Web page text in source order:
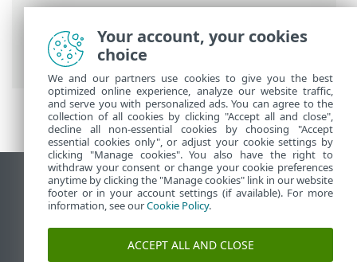
Security >ESET Small Business Security
운용>설정> 장치 보호
데스크톱 사이트 보기
End of Life
ESET 지식 베이스
Your account, your cookies
choice
We and our partners use cookies to give you the best
optimized online experience, analyze our website traffic,
and serve you with personalized ads. You can agree to the
collection of all cookies by clicking "Accept all and close",
decline all non-essential cookies by choosing "Accept
essential cookies only", or adjust your cookie settings by
clicking "Manage cookies". You also have the right to
withdraw your consent or change your cookie preferences
anytime by clicking the "Manage cookies" link in our website
footer or in your account settings (if available). For more
information, see ourCookie Policy.
ACCEPT ALL AND CLOSE